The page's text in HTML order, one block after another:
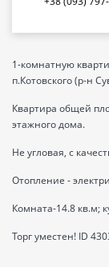
1-комнатную
п.Котовского (р-н
Квартира общей
этажного дома.
Не угловая, с
Отопление -
Комната-14.8 кв.м;
Торг уместен! ID